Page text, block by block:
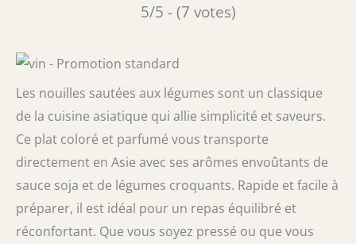
5/5 - (7 votes)
Les nouilles sautées aux légumes sont un classique
de la cuisine asiatique qui allie simplicité et saveurs.
Ce plat coloré et parfumé vous transporte
directement en Asie avec ses arômes envoûtants de
sauce soja et de légumes croquants. Rapide et facile à
préparer, il est idéal pour un repas équilibré et
réconfortant. Que vous soyez pressé ou que vous